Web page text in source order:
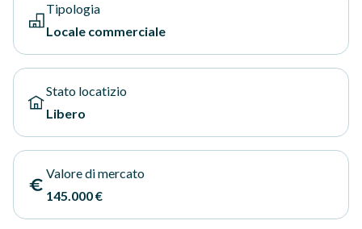
Tipologia
Locale commerciale
Stato locatizio
Libero
Valore di mercato
145.000 €